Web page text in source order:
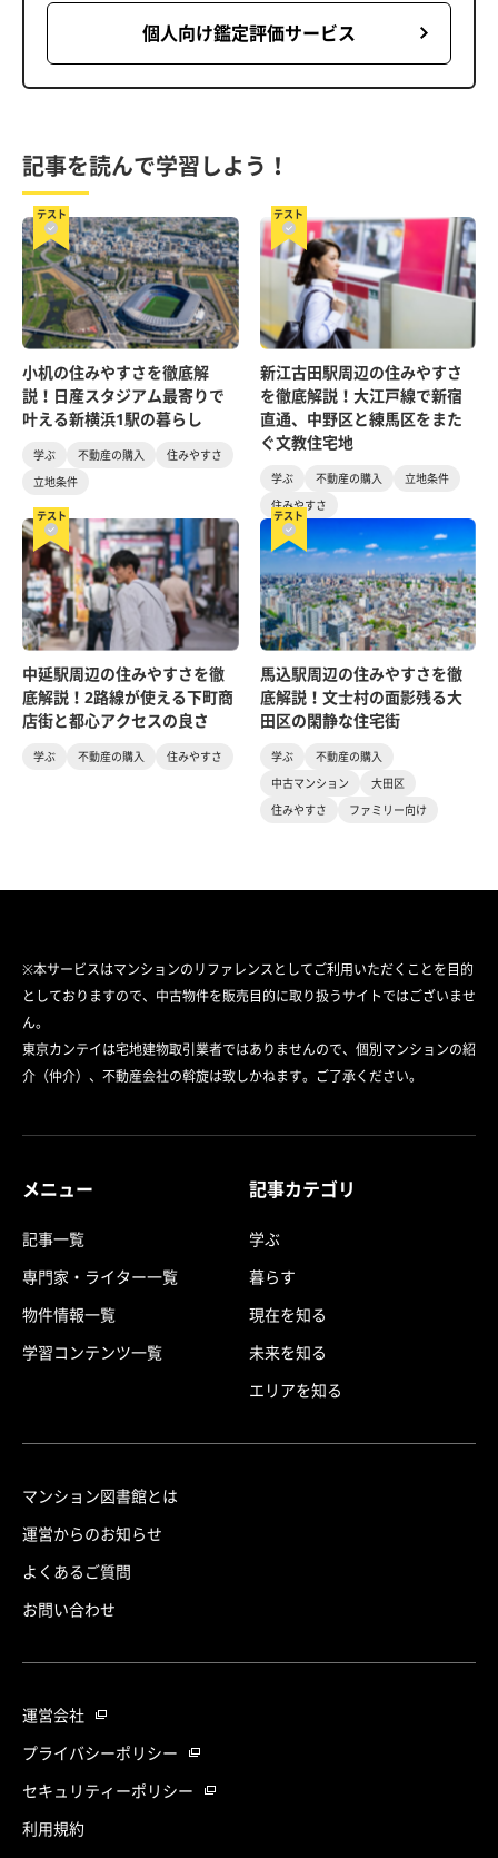
個人向け鑑定評価サービス
記事を読んで学習しよう！
テスト
小机の住みやすさを徹底解
説！日産スタジアム最寄りで
叶える新横浜1駅の暮らし
学ぶ 不動産の購入
住みやすさ
立地条件
テスト
新江古田駅周辺の住みやすさ
を徹底解説！大江戸線で新宿
直通、中野区と練馬区をまた
ぐ文教住宅地
学ぶ 不動産の購入
立地条件
住みやすさ
テスト
中延駅周辺の住みやすさを徹
底解説！2路線が使える下町商
店街と都心アクセスの良さ
学ぶ 不動産の購入 住みやすさ
テスト
馬込駅周辺の住みやすさを徹
底解説！文士村の面影残る大
田区の閑静な住宅街
学ぶ
不動産の購入
中古マンション
大田区
住みやすさ
ファミリー向け
※本サービスはマンションのリファレンスとしてご利用いただくことを目的
としておりますので、中古物件を販売目的に取り扱うサイトではございませ
ん。
東京カンテイは宅地建物取引業者ではありませんので、個別マンションの紹
介（仲介）、不動産会社の斡旋は致しかねます。ご了承ください。
メニュー
記事一覧
専門家・ライター一覧
物件情報一覧
学習コンテンツ一覧
記事カテゴリ
学ぶ
暮らす
現在を知る
未来を知る
エリアを知る
マンション図書館とは
運営からのお知らせ
よくあるご質問
お問い合わせ
運営会社
プライバシーポリシー
セキュリティーポリシー
利用規約